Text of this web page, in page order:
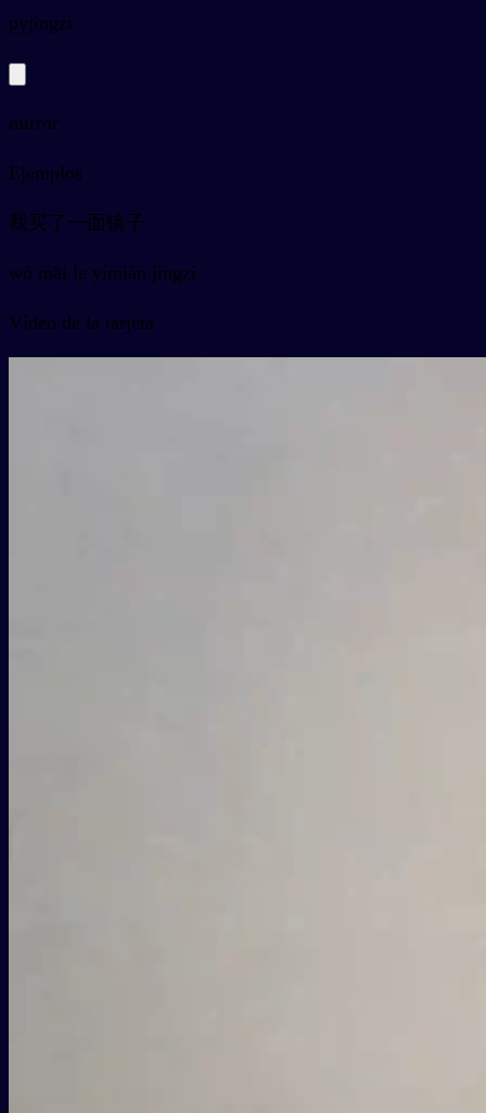
pyjìngzi
mirror
Ejemplos
我买了一面镜子
wǒ mǎi le yímiàn jìngzi
Vídeo de la tarjeta